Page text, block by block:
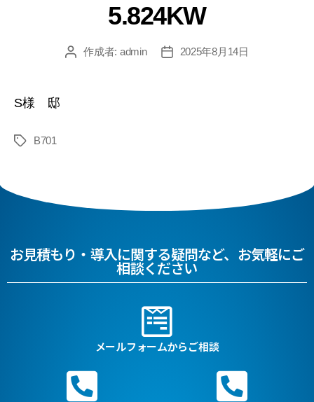
5.824KW
作成者: admin 2025年8月14日
S様 邸
B701
お見積もり・導入に関する疑問など、お気軽にご
相談ください
メールフォームからご相談